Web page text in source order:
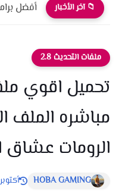
📁 آخر الأخبار
ملفات التحديث 2.8
مباشره الملف
الرومات عشاق
HOBA GAMING أكتوبر 9, 2023